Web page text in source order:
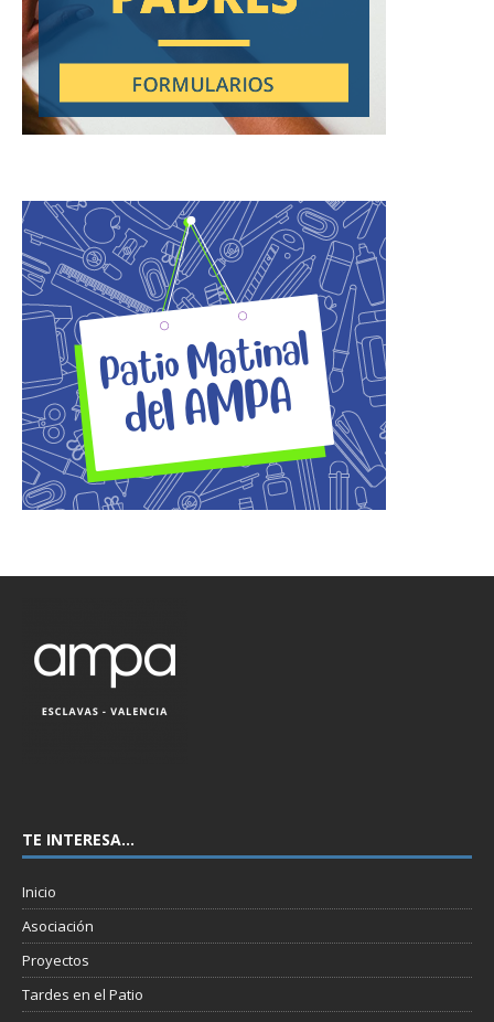
TE INTERESA…
Inicio
Asociación
Proyectos
Tardes en el Patio